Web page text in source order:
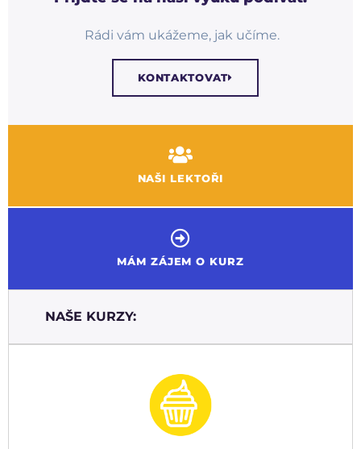
Rádi vám ukážeme, jak učíme.
KONTAKTOVAT
NAŠI LEKTOŘI
MÁM ZÁJEM O KURZ
NAŠE KURZY: